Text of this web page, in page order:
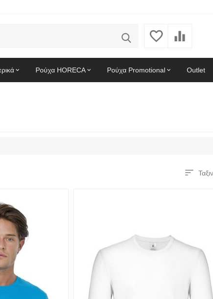
Ρούχα HORECA Ρούχα Promotional Outlet